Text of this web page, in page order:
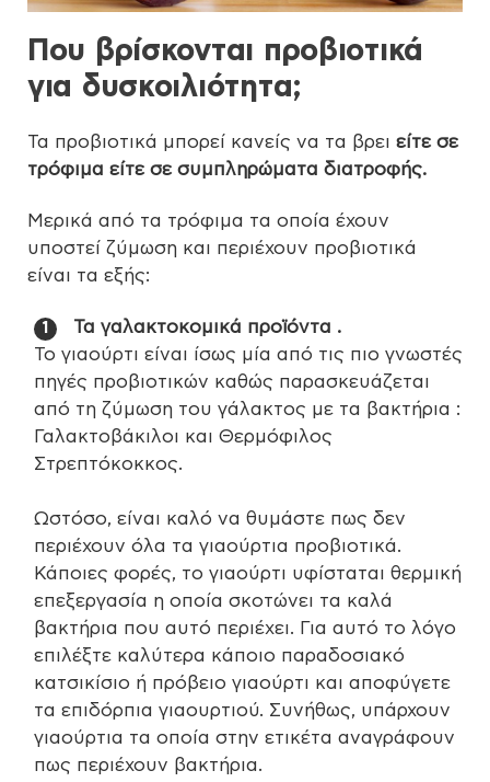
Που βρίσκονται προβιοτικά
για δυσκοιλιότητα;
Τα προβιοτικά μπορεί κανείς να τα βρει είτε σε
τρόφιμα είτε σε συμπληρώματα διατροφής.
Μερικά από τα τρόφιμα τα οποία έχουν
υποστεί ζύμωση και περιέχουν προβιοτικά
είναι τα εξής:
Τα γαλακτοκομικά προϊόντα .
Το γιαούρτι είναι ίσως μία από τις πιο γνωστές
πηγές προβιοτικών καθώς παρασκευάζεται
από τη ζύμωση του γάλακτος με τα βακτήρια :
Γαλακτοβάκιλοι και Θερμόφιλος
Στρεπτόκοκκος.
Ωστόσο, είναι καλό να θυμάστε πως δεν
περιέχουν όλα τα γιαούρτια προβιοτικά.
Κάποιες φορές, το γιαούρτι υφίσταται θερμική
επεξεργασία η οποία σκοτώνει τα καλά
βακτήρια που αυτό περιέχει. Για αυτό το λόγο
επιλέξτε καλύτερα κάποιο παραδοσιακό
κατσικίσιο ή πρόβειο γιαούρτι και αποφύγετε
τα επιδόρπια γιαουρτιού. Συνήθως, υπάρχουν
γιαούρτια τα οποία στην ετικέτα αναγράφουν
πως περιέχουν βακτήρια.